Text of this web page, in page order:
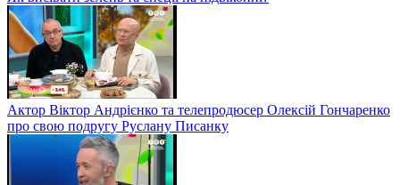
Актор Віктор Андрієнко та телепродюсер Олексій Гончаренко
про свою подругу Руслану Писанку